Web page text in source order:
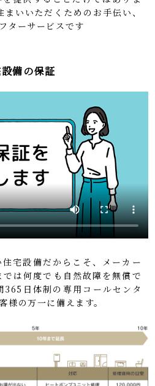
いいただくためのお手伝い、
ターサービスです
備の保証
宅設備だからこそ、メーカー
は何度でも自然故障を無償で
日体制の専用コールセンタ
様の万一に備えます。